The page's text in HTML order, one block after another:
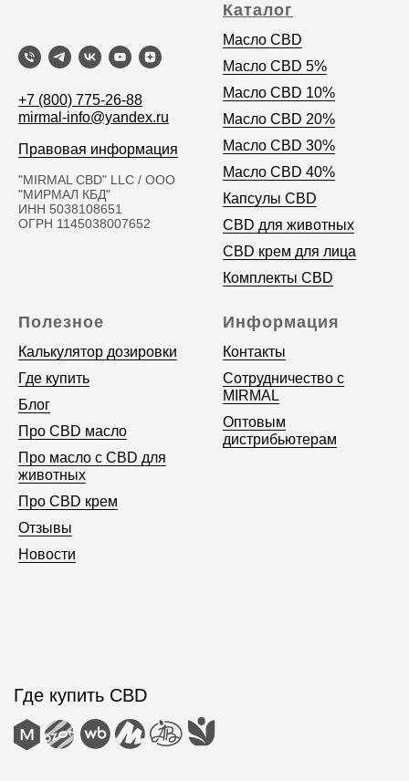
+7 (800) 775-26-88
mirmal-info@yandex.ru
Правовая информация
"MIRMAL CBD" LLC / ООО
"МИРМАЛ КБД"
ИНН 5038108651
ОГРН 1145038007652
Каталог
Масло CBD
Масло CBD 5%
Масло CBD 10%
Масло CBD 20%
Масло CBD 30%
Масло CBD 40%
Капсулы CBD
CBD для животных
CBD крем для лица
Комплекты CBD
Полезное
Калькулятор дозировки
Где купить
Блог
Про CBD масло
Про масло с CBD для
животных
Про CBD крем
Отзывы
Новости
Информация
Контакты
Сотрудничество с
MIRMAL
Оптовым
дистрибьютерам